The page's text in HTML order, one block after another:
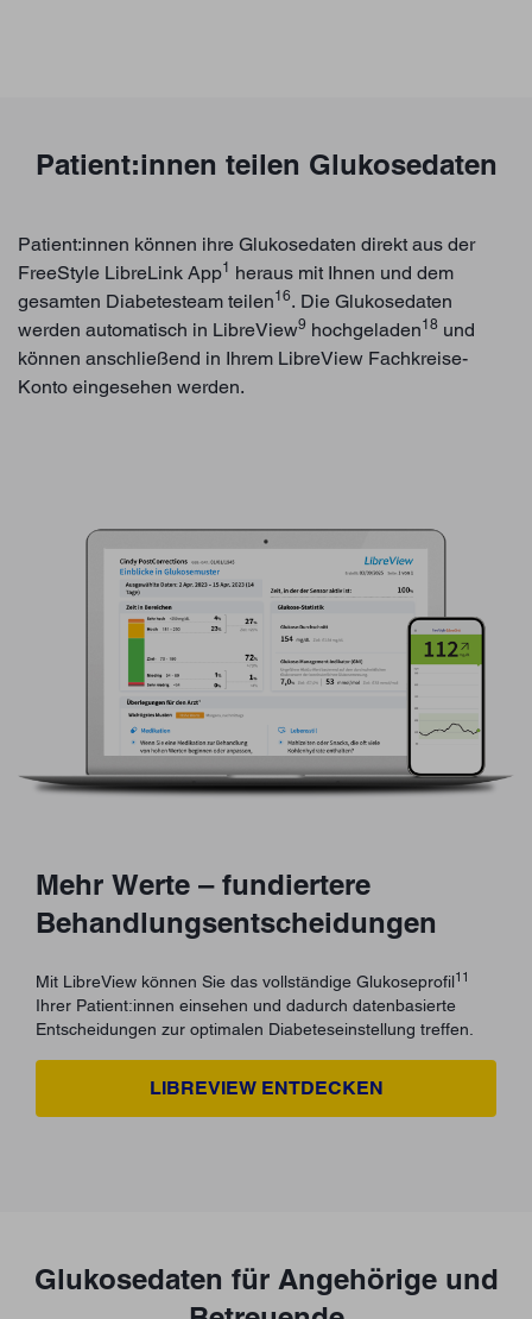
Patient:innen teilen Glukosedaten
Patient:innen können ihre Glukosedaten direkt aus der
FreeStyle LibreLink App1 heraus mit Ihnen und dem
gesamten Diabetesteam teilen16. Die Glukosedaten
werden automatisch in LibreView9 hochgeladen18 und
können anschließend in Ihrem LibreView Fachkreise-
Konto eingesehen werden.
Mehr Werte – fundiertere
Behandlungsentscheidungen
Mit LibreView können Sie das vollständige Glukoseprofil11
Ihrer Patient:innen einsehen und dadurch datenbasierte
Entscheidungen zur optimalen Diabeteseinstellung treffen.
LIBREVIEW ENTDECKEN
Glukosedaten für Angehörige und